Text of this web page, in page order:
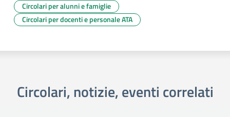
Circolari per alunni e famiglie
Circolari per docenti e personale ATA
Circolari, notizie, eventi correlati